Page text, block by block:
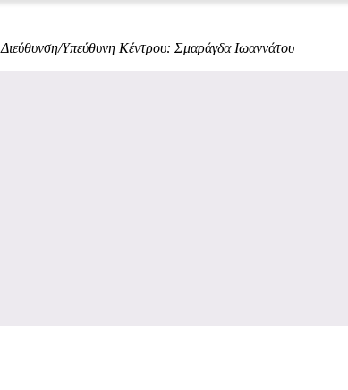
Διεύθυνση/Υπεύθυνη Κέντρου: Σμαράγδα Ιωαννάτου